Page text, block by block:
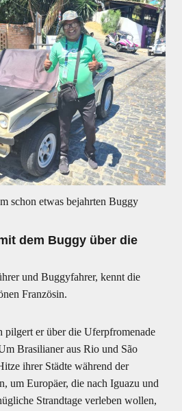
schon etwas bejahrten Buggy
dem Buggy über die
und Buggyfahrer, kennt die
Französin.
pilgert er über die Uferpfromenade
Brasilianer aus Rio und São
ihrer Städte während der
um Europäer, die nach Iguazu und
Strandtage verleben wollen,